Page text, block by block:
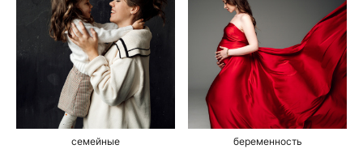
семейные беременность